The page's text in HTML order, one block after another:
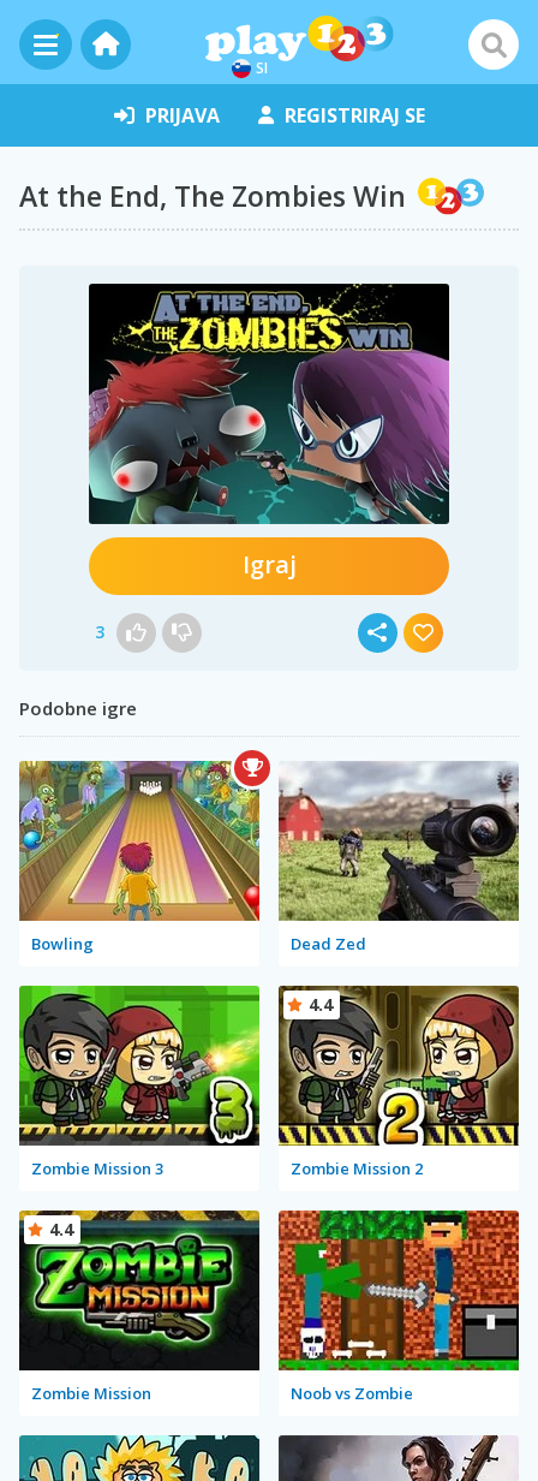
SI
PRIJAVA REGISTRIRAJ SE
At the End, The Zombies Win
Igraj
3
Podobne igre
Bowling Dead Zed
Zombie Mission 3 Zombie Mission 2
4.4
Zombie Mission
4.4
Noob vs Zombie